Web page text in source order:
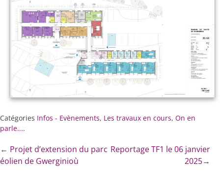
Catégories Infos - Evènements, Les travaux en cours, On en
parle....
← Projet d’extension du parc
éolien de Gwerginioù
Reportage TF1 le 06 janvier
2025→